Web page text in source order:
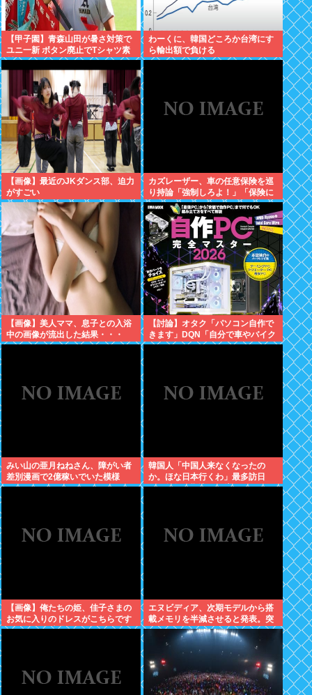
【甲子園】青森山田が暑さ対策で
ユニ一新 ボタン廃止でTシャツ素
材www
わーくに、韓国どころか台湾にす
ら輸出額で負ける
【画像】最近のJKダンス部、迫力
がすごい
カズレーザー、車の任意保険を巡
り持論「強制しろよ！」「保険に
も入れないヤツは運転すんなよ」
【画像】美人ママ、息子との入浴
中の画像が流出した結果・・・
【討論】オタク「パソコン自作で
きます」DQN「自分で車やバイク
いじれます」
みい山の亜月ねねさん、障がい者
差別漫画で2億稼いでいた模様
www
韓国人「中国人来なくなったの
か。ほな日本行くわ」最多訪日
数、前年同期比19%増
【画像】俺たちの姫、佳子さまの
お気に入りのドレスがこちらです
←コレは可愛過ぎるw w w w w w
エヌビディア、次期モデルから搭
載メモリを半減させると発表。突
然メモリ余り始めるwww